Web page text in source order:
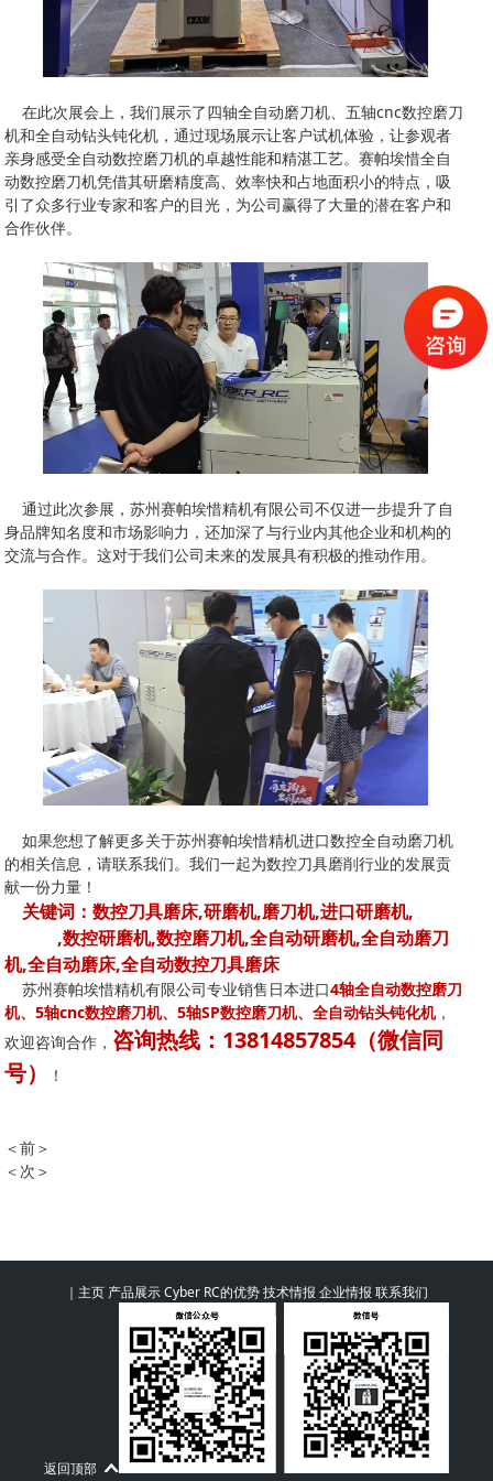
在此次展会上，我们展示了四轴全自动磨刀机、五轴cnc数控磨刀
机和全自动钻头钝化机，通过现场展示让客户试机体验，让参观者
亲身感受全自动数控磨刀机的卓越性能和精湛工艺。赛帕埃惜全自
动数控磨刀机凭借其研磨精度高、效率快和占地面积小的特点，吸
引了众多行业专家和客户的目光，为公司赢得了大量的潜在客户和
合作伙伴。
通过此次参展，苏州赛帕埃惜精机有限公司不仅进一步提升了自
身品牌知名度和市场影响力，还加深了与行业内其他企业和机构的
交流与合作。这对于我们公司未来的发展具有积极的推动作用。
如果您想了解更多关于苏州赛帕埃惜精机进口数控全自动磨刀机
的相关信息，请联系我们。我们一起为数控刀具磨削行业的发展贡
献一份力量！
关键词：数控刀具磨床,研磨机,磨刀机,进口研磨机,
,数控研磨机,数控磨刀机,全自动研磨机,全自动磨刀
机,全自动磨床,全自动数控刀具磨床
苏州赛帕埃惜精机有限公司专业销售日本进口4轴全自动数控磨刀
机、5轴cnc数控磨刀机、5轴SP数控磨刀机、全自动钻头钝化机，
欢迎咨询合作， 咨询热线：13814857854（微信同
号）
！
＜前＞
＜次＞
｜ 主页 产品展示Cyber RC的优势技术情报 企业情报 联系我们
返回顶部